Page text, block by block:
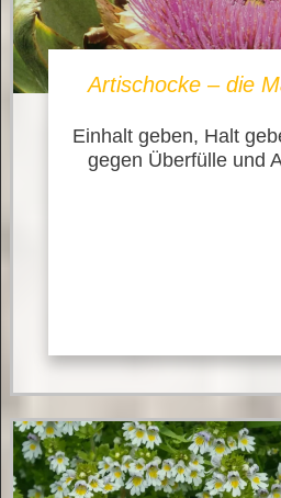
Artischocke – die
Einhalt geben, Halt
gegen Überfülle und